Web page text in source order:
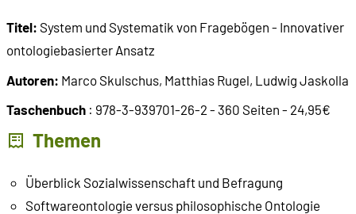
Titel: System und Systematik von Fragebögen - Innovativer
ontologiebasierter Ansatz
Autoren: Marco Skulschus, Matthias Rugel, Ludwig Jaskolla
Taschenbuch : 978-3-939701-26-2 - 360 Seiten - 24,95€
Themen
Überblick Sozialwissenschaft und Befragung
Softwareontologie versus philosophische Ontologie